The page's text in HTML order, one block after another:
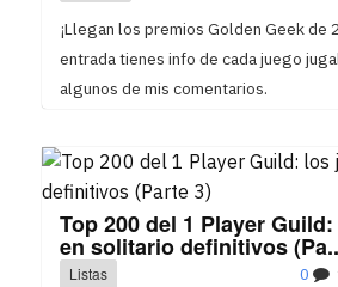
¡Llegan los premios Golden Geek de
entrada tienes info de cada juego
algunos de mis comentarios.
Top 200 del 1 Player
en solitario definitivos
Listas
0